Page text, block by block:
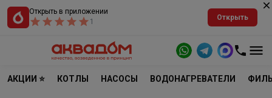
Открыть в приложении
1
Открыть
АКЦИИ ⭐ КОТЛЫ НАСОСЫ ВОДОНАГРЕВАТЕЛИ